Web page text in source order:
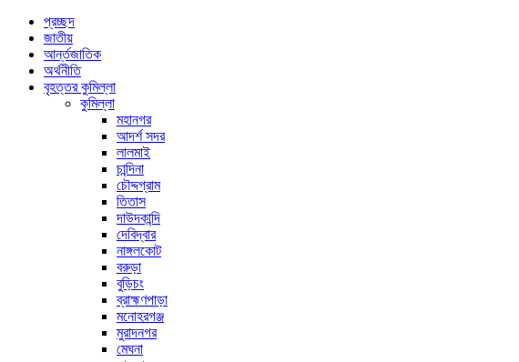
প্রচ্ছদ
জাতীয়
আর্ন্তজাতিক
অর্থনীতি
বৃহত্তর কুমিল্লা
কুমিল্লা
মহানগর
আদর্শ সদর
লালমাই
চান্দিনা
চৌদ্দগ্রাম
তিতাস
দাউদকান্দি
দেবিদ্বার
নাঙ্গলকোট
বরুড়া
বুড়িচং
ব্রাহ্মণপাড়া
মনোহরগঞ্জ
মুরাদনগর
মেঘনা